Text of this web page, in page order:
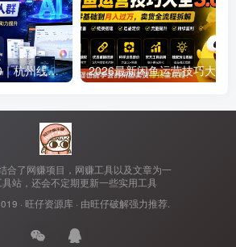
爱上 黄昏 7月27-30｜杭州线下无界特训营｜淘宝天猫AI推广｜直通车人群｜全套PPT SOP思维导图资料包
合了网赚项目，网赚工具以及文章为一
站，还会不定期更新一些实用工具
· 旺仔资源库 · 由旺仔破解强力推荐.